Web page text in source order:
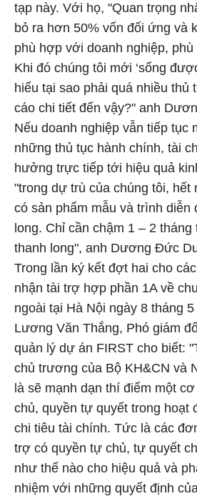
tạp này. Với họ, "Quan trọng
bỏ ra hơn 50% vốn đối ứng và
phù hợp với doanh nghiệp,
Khi đó chúng tôi mới ‘sống
hiểu tại sao phải quá nhiều thủ
cáo chi tiết đến vậy?" anh
Nếu doanh nghiệp vẫn tiếp tục
những thủ tục hành chính, tài
hưởng trực tiếp tới hiệu quả
"trong dự trù của chúng tôi, hết
có sản phẩm mẫu và trình diễn
long. Chỉ cần chậm 1 – 2
thanh long", anh Dương Đức
Trong lần ký kết đợt hai cho
nhận tài trợ hợp phần 1A về
ngoài tại Hà Nội ngày 8 tháng
Lương Văn Thắng, Phó giám
quản lý dự án FIRST cho biết:
chủ trương của Bộ KH&CN và
là sẽ mạnh dạn thí điểm một
chủ, quyền tự quyết trong hoạt
chi tiêu tài chính. Tức là các
trợ có quyền tự chủ, tự quyết
như thế nào cho hiệu quả và
nhiệm với những quyết định